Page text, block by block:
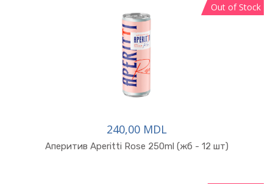
Out of Stock
240,00 MDL
Аперитив Aperitti Rose 250ml (жб - 12 шт)